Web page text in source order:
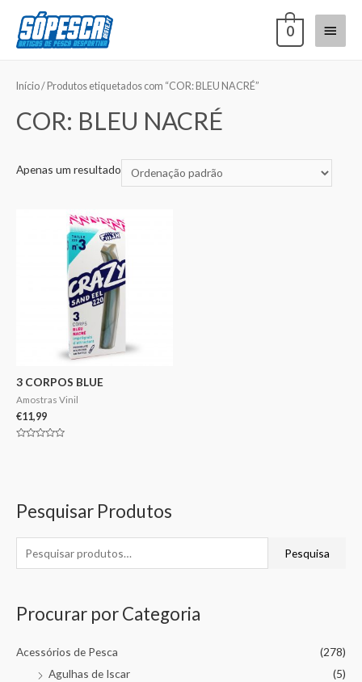
0
Pesquisar Produtos
Pesquisa
Procurar por Categoria
Acessórios de Pesca
(278)
Agulhas de Iscar
(5)
Início/ Produtos etiquetados com “COR: BLEU NACRÉ”
COR: BLEU NACRÉ
Apenas um resultado
3 CORPOS BLUE
Amostras Vinil
€11,99